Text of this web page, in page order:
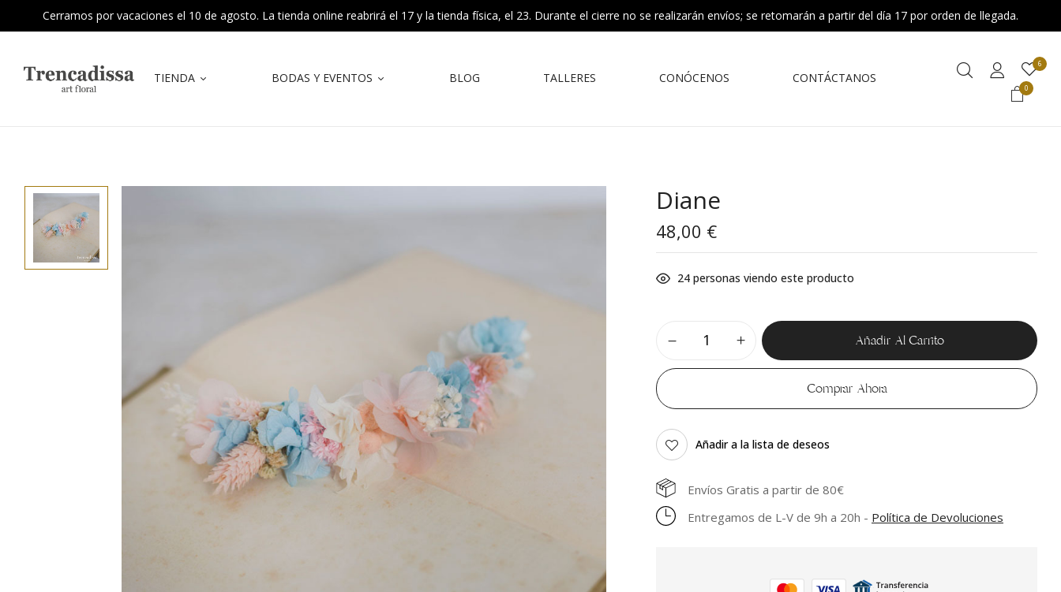
Cerramos por vacaciones el 10 de agosto. La tienda online reabrirá el 17 y la tienda física, el 23. Durante el cierre no se realizarán envíos; se retomarán a partir del día 17 por orden de llegada.
TIENDA BODAS Y EVENTOS BLOG TALLERES CONÓCENOS CONTÁCTANOS
6
0
Diane
48,00 €
24 personas viendo este producto
Añadir Al Carrito
Comprar Ahora
Añadir a la lista de deseos
Envíos Gratis a partir de 80€
Entregamos de L-V de 9h a 20h - Política de Devoluciones